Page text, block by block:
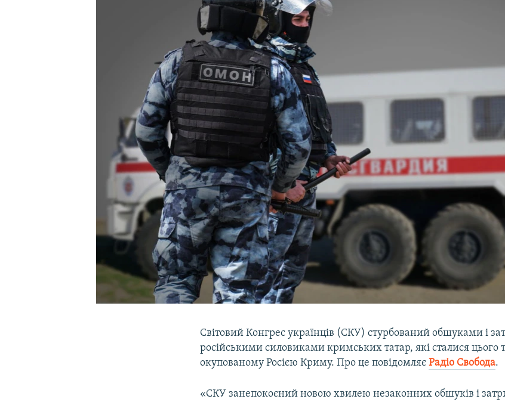
Світовий Конгрес українців (СКУ) стурбований обшуками і
російськими силовиками кримських татар, які сталися цього
окупованому Росією Криму. Про це повідомляєРадіо Свобода.
«СКУ занепокоєний новою хвилею незаконних обшуків і